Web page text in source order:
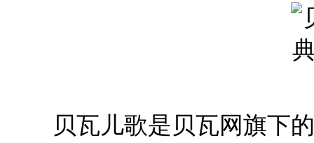
贝瓦儿歌是贝瓦网旗下